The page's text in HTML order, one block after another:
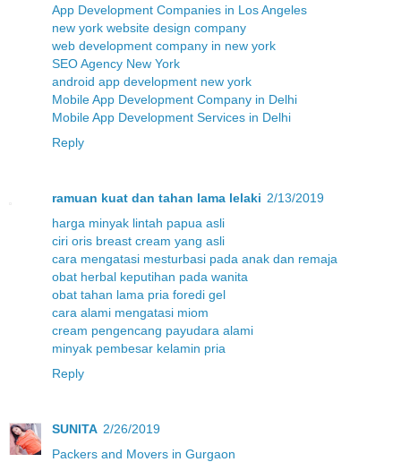
App Development Companies in Los Angeles
new york website design company
web development company in new york
SEO Agency New York
android app development new york
Mobile App Development Company in Delhi
Mobile App Development Services in Delhi
Reply
ramuan kuat dan tahan lama lelaki 2/13/2019
harga minyak lintah papua asli
ciri oris breast cream yang asli
cara mengatasi mesturbasi pada anak dan remaja
obat herbal keputihan pada wanita
obat tahan lama pria foredi gel
cara alami mengatasi miom
cream pengencang payudara alami
minyak pembesar kelamin pria
Reply
SUNITA 2/26/2019
Packers and Movers in Gurgaon